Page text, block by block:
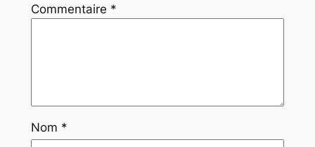
Commentaire *
Nom *